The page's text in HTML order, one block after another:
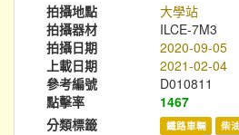
拍攝地點
大學站
拍攝器材
ILCE-7M3
拍攝日期
2020-09-05
上載日期
2021-02-04
參考編號
D010811
點擊率
1467
分類標籤
鐵路車輛 柴